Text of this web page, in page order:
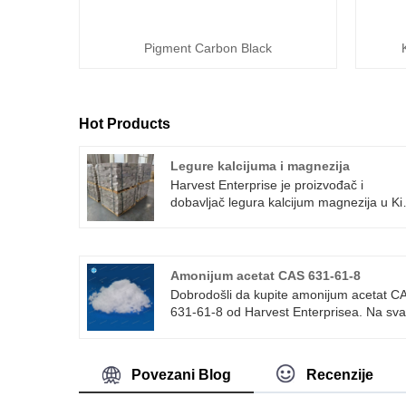
Pigment Carbon Black
Hot Products
Legure kalcijuma i magnezija
Harvest Enterprise je proizvođač i
dobavljač legura kalcijum magnezija u Kini
mehaničkih svojstava legure metala
2. Uzmite kao efikasan rafiner zrna:
se za kontrolu disperzije pojedinačnih
kristala u metalu, kako bi se proizvela
za povećanje čvrstoće, duktilnosti i
obradivosti.
Amonijum acetat CAS 631-61-8
Dobrodošli da kupite amonijum acetat
631-61-8 od Harvest Enterprisea. Na
organska so sa molekulskom formulom
CH3COONH4, CAS broj je 631-61-8. To je
bijeli prah, koji se može dobiti reakcijom
Povezani Blog Recenzije